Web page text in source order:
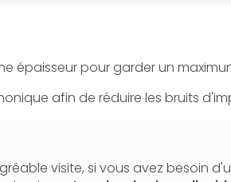
épaisseur pour garder un
afin de réduire les bruits
visite, si vous avez besoin